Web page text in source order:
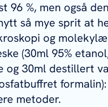
96 %, men også
så mye sprit at
og
(30ml 95%
og 30ml destillert
metoder.